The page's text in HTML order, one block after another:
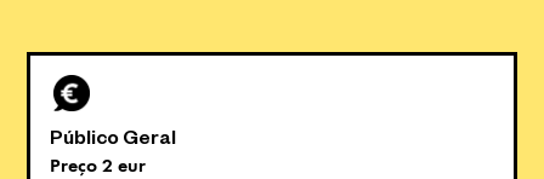
Público Geral
Preço 2 eur